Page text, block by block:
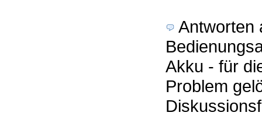
Antworten
Akku - für
Problem